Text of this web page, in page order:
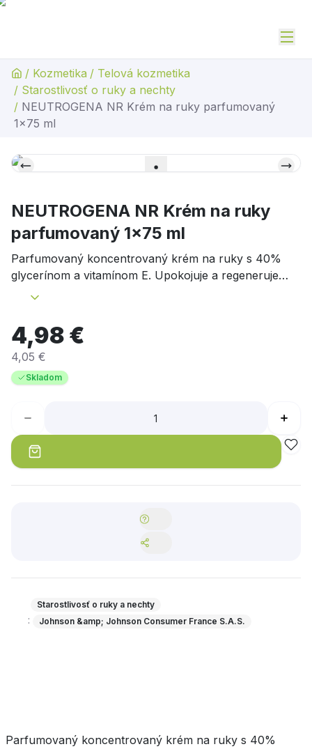
/ Kozmetika / Telová kozmetika
/ Starostlivosť o ruky a nechty
/ NEUTROGENA NR Krém na ruky parfumovaný
1x75 ml
NEUTROGENA NR Krém na ruky
parfumovaný 1x75 ml
Parfumovaný koncentrovaný krém na ruky s 40%
glycerínom a vitamínom E. Upokojuje a regeneruje
suché ruky, poskytuje im 24-hodinovú hydratáciu a
Viac na adc.sk
4,98 €
4,05 €
Skladom
Starostlivosť o ruky a nechty
: Johnson &amp; Johnson Consumer France S.A.S.
Parfumovaný koncentrovaný krém na ruky s 40%